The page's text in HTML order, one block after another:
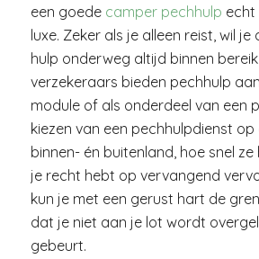
een goede camper pechhulp echt
luxe. Zeker als je alleen reist, wil
hulp onderweg altijd binnen
verzekeraars bieden pechhulp
module of als onderdeel van een
kiezen van een pechhulpdienst op
binnen- én buitenland, hoe snel
je recht hebt op vervangend
kun je met een gerust hart de
dat je niet aan je lot wordt
gebeurt.